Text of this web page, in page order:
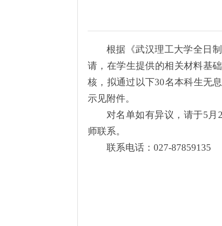
根据《武汉理工大学全日
请，在学生提供的相关材料基
核，拟通过以下30名本科生无
示见附件。
对名单如有异议，请于5 月
师联系。
联系电话： 027-87859135